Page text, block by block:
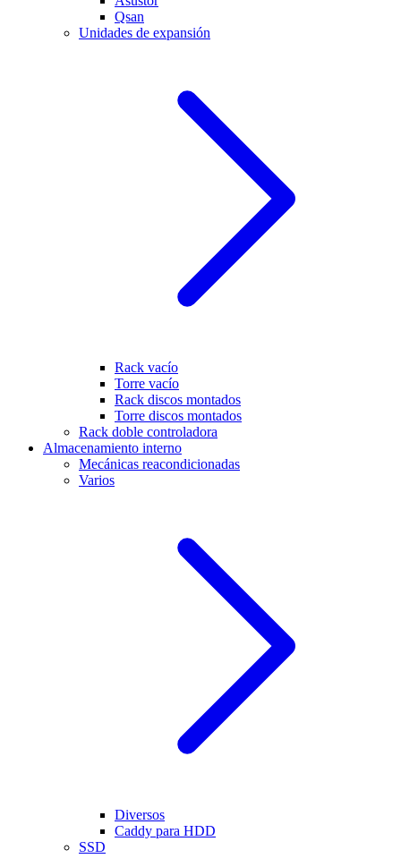
Qsan
Unidades de expansión
Rack vacío
Torre vacío
Rack discos montados
Torre discos montados
Rack doble controladora
Almacenamiento interno
Mecánicas reacondicionadas
Varios
Diversos
Caddy para HDD
SSD